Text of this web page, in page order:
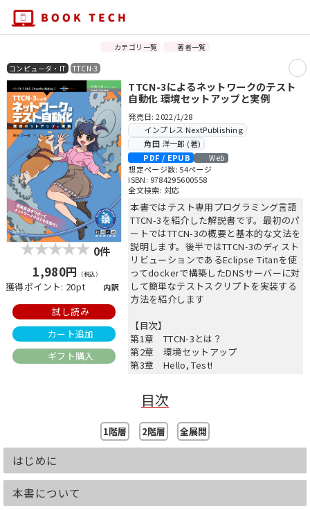
カテゴリ一覧 著者一覧
コンピュータ・IT TTCN-3
0件
1,980円 （税込）
獲得ポイント: 20pt 内訳
試し読み
カート追加
ギフト購入
TTCN-3によるネットワークのテスト
自動化 環境セットアップと実例
発売日: 2022/1/28
インプレス NextPublishing
角田 洋一郎 (著)
PDF / EPUB
Web
想定ページ数: 54ページ
ISBN: 9784295600558
全文検索: 対応
本書ではテスト専用プログラミング言語
TTCN-3を紹介した解説書です。最初のパ
ートではTTCN-3の概要と基本的な文法を
説明します。後半ではTTCN-3のディスト
リビューションであるEclipse Titanを使
ってdockerで構築したDNSサーバーに対
して簡単なテストスクリプトを実装する
方法を紹介します
【目次】
第1章 TTCN-3とは？
第2章 環境セットアップ
第3章 Hello, Test!
第5章 TTCN-3コードの歩き方
第6章 TTCN-3 の文法
目次
1階層 2階層 全展開
はじめに
本書について